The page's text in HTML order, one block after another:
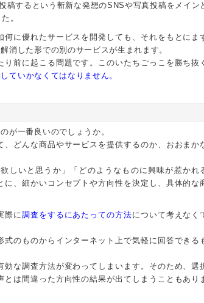
稿するという斬新な発想のSNSや写真投稿をメイン
。
に優れたサービスを開発しても、それをもとにま
消した形での別のサービスが生まれます。
前に起こる問題です。このいたちごっこを勝ち抜く
ていかなくてはなりません。
が一番良いのでしょうか。
どんな商品やサービスを提供するのか、おおまか
しいと思うか」「どのようなものに興味が惹かれ
、細かいコンセプトや方向性を決定し、具体的な
際に調査をするにあたっての方法について考えなく
のものからインターネット上で気軽に回答できる
な調査方法が変わってしまいます。そのため、選
は間違った方向性の結果が出てしまうこともあり